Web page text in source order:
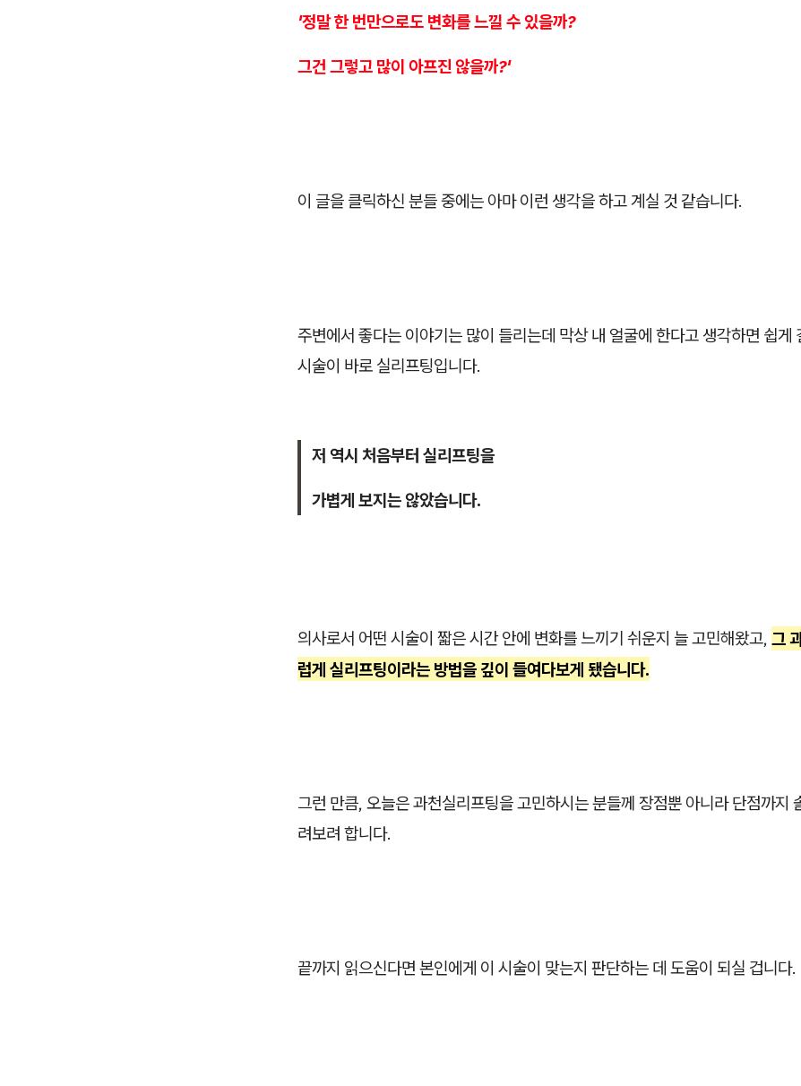
'정말 한 번만으로도 변화를 느낄 수 있을까?
그건 그렇고 많이 아프진 않을까?'
이 글을 클릭하신 분들 중에는 아마 이런 생각을 하고 계실 것 같습니다.
주변에서 좋다는 이야기는 많이 들리는데 막상 내 얼굴에 한다고 생각하면 쉽게
시술이 바로 실리프팅입니다.
저 역시 처음부터 실리프팅을
가볍게 보지는 않았습니다.
의사로서 어떤 시술이 짧은 시간 안에 변화를 느끼기 쉬운지 늘 고민해왔고, 그
럽게 실리프팅이라는 방법을 깊이 들여다보게 됐습니다.
그런 만큼, 오늘은 과천실리프팅을 고민하시는 분들께 장점뿐 아니라 단점까지
려보려 합니다.
끝까지 읽으신다면 본인에게 이 시술이 맞는지 판단하는 데 도움이 되실 겁니다.